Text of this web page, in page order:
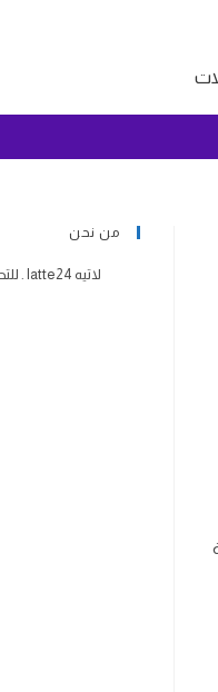
من نحن
لاتيه latte24 . للتحرير الصحفي والكتابة الإبداعية